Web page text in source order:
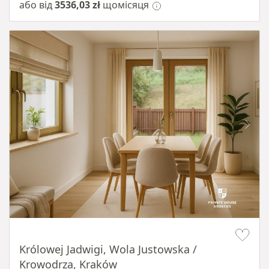
або від3536,03 zł щомісяця
Królowej Jadwigi, Wola Justowska /
Krowodrza, Kraków